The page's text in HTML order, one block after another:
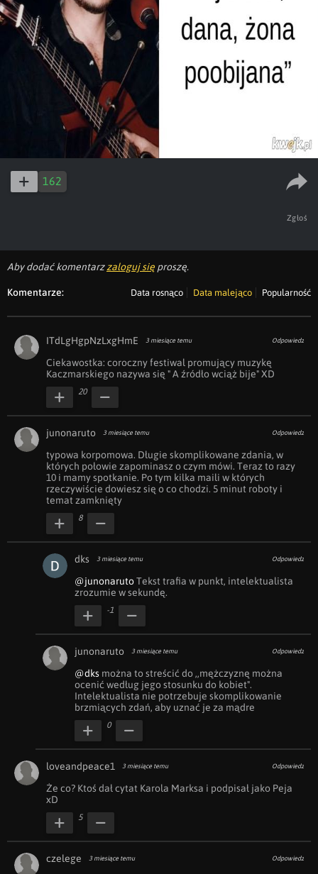
162
Zgłoś
Aby dodać komentarzzaloguj się proszę.
Komentarze: Data rosnąco Data malejąco Popularność
ITdLgHgpNzLxgHmE 3 miesiące temu Odpowiedz
Ciekawostka: coroczny festiwal promujący muzykę
Kaczmarskiego nazywa się " A źródło wciąż bije" XD
20
junonaruto 3 miesiące temu Odpowiedz
typowa korpomowa. Długie skomplikowane zdania, w
których połowie zapominasz o czym mówi. Teraz to razy
10 i mamy spotkanie. Po tym kilka maili w których
rzeczywiście dowiesz się o co chodzi. 5 minut roboty i
temat zamknięty
8
dks 3 miesiące temu Odpowiedz
@junonaruto Tekst trafia w punkt, intelektualista
zrozumie w sekundę.
-1
junonaruto 3 miesiące temu Odpowiedz
@dks można to streścić do ,,mężczyznę można
ocenić według jego stosunku do kobiet".
Intelektualista nie potrzebuje skomplikowanie
brzmiących zdań, aby uznać je za mądre
0
loveandpeace1 3 miesiące temu Odpowiedz
Że co? Ktoś dał cytat Karola Marksa i podpisał jako Peja
xD
5
czelege 3 miesiące temu Odpowiedz